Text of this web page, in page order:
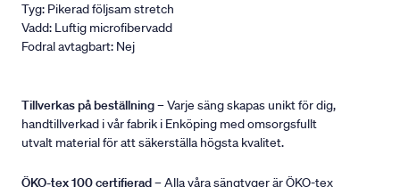
Tyg: Pikerad följsam stretch
Vadd: Luftig microfibervadd
Fodral avtagbart: Nej
Tillverkas på beställning– Varje säng skapas unikt för dig,
handtillverkad i vår fabrik i Enköping med omsorgsfullt
utvalt material för att säkerställa högsta kvalitet.
ÖKO-tex 100 certifierad– Alla våra sängtyger är ÖKO-tex